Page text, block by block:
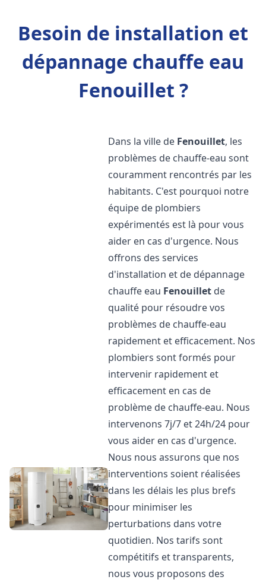
Besoin de installation et
dépannage chauffe eau
Fenouillet ?
Dans la ville de Fenouillet, les
problèmes de chauffe-eau sont
couramment rencontrés par les
habitants. C'est pourquoi notre
équipe de plombiers
expérimentés est là pour vous
aider en cas d'urgence. Nous
offrons des services
d'installation et de dépannage
chauffe eau Fenouillet de
qualité pour résoudre vos
problèmes de chauffe-eau
rapidement et efficacement. Nos
plombiers sont formés pour
intervenir rapidement et
efficacement en cas de
problème de chauffe-eau. Nous
intervenons 7j/7 et 24h/24 pour
vous aider en cas d'urgence.
Nous nous assurons que nos
interventions soient réalisées
dans les délais les plus brefs
pour minimiser les
perturbations dans votre
quotidien. Nos tarifs sont
compétitifs et transparents,
nous vous proposons des